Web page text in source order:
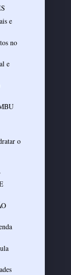
e
no
e
o